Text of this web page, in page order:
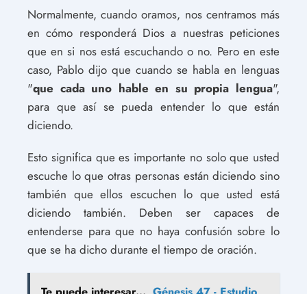
Normalmente, cuando oramos, nos centramos más
en cómo responderá Dios a nuestras peticiones
que en si nos está escuchando o no. Pero en este
caso, Pablo dijo que cuando se habla en lenguas
"que cada uno hable en su propia lengua",
para que así se pueda entender lo que están
diciendo.
Esto significa que es importante no solo que usted
escuche lo que otras personas están diciendo sino
también que ellos escuchen lo que usted está
diciendo también. Deben ser capaces de
entenderse para que no haya confusión sobre lo
que se ha dicho durante el tiempo de oración.